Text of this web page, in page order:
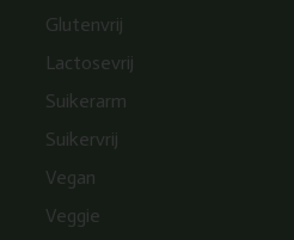
Glutenvrij
Lactosevrij
Suikerarm
Suikervrij
Vegan
Veggie